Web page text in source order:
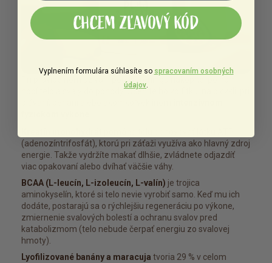
Pri pravidelnom užívaní počas tréningu nakopne, po ňom
hodí telo a svaly do pohody. Oceníte ho vo fitku, na bicykli, pri
(adenozíntrifosfát), ktorú pri záťaži využíva ako hlavný zdroj
energie. Takže vydržíte makať dlhšie, zvládnete odjazdíť
viac opakovaní alebo dvíhať väčšie váhy.
BCAA (L-leucín, L-izoleucín, L-valín) je trojica
aminokyselín, ktoré si telo nevie vyrobiť samo. Keď mu ich
dodáte, postarajú sa o rýchlejšiu regeneráciu po výkone,
zmiernenie svalových bolestí a ochranu svalov pred
katabolizmom (telo nebude čerpať energiu zo svalovej
hmoty).
Lyofilizované banány a maracuja tvoria 29 % v celom
CHCEM ZĽAVOVÝ KÓD
Vyplnením formulára súhlasíte so spracovaním osobných
údajov